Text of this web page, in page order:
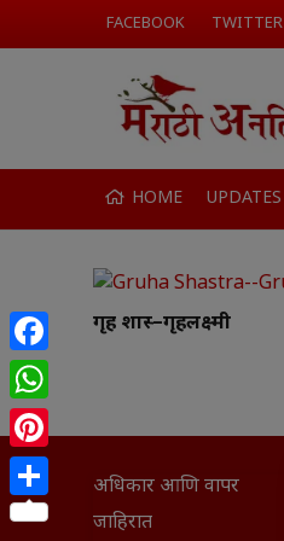
FACEBOOK TWITTER
HOME UPDATES
गृह शास्त्र–गृहलक्ष्मी
अधिकार आणि वापर
जाहिरात
Facebook
WhatsApp
Pinterest
Share